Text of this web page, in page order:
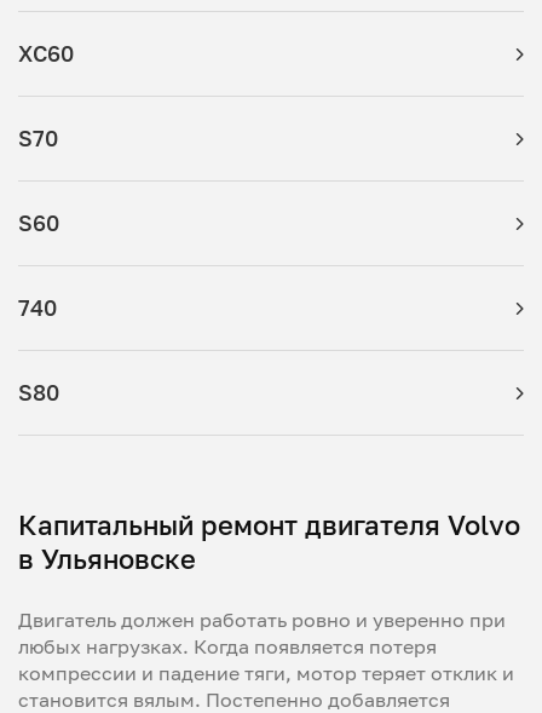
XC60
S70
S60
740
S80
Капитальный ремонт двигателя Volvo
в Ульяновске
Двигатель должен работать ровно и уверенно при
любых нагрузках. Когда появляется потеря
компрессии и падение тяги, мотор теряет отклик и
становится вялым. Постепенно добавляется